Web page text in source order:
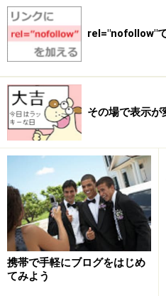
※無料スペースではまず無理です
あります。
圧縮状態でアップロ
rel="nofollow"
その場で表示が
携帯で手軽にブログをはじめ
てみよう